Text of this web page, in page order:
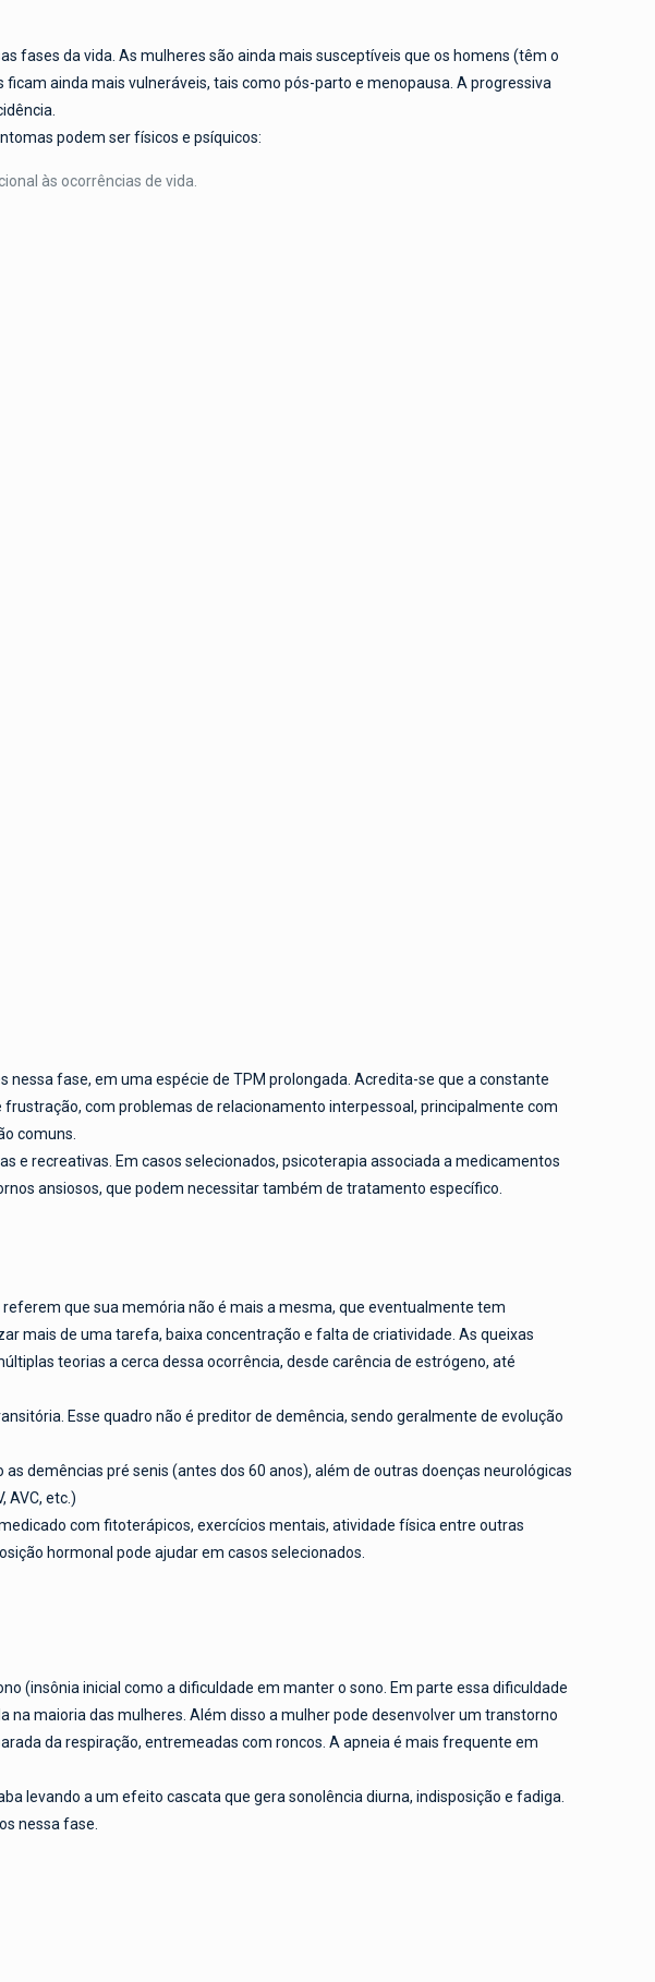
fases da vida. As mulheres são ainda mais susceptíveis que os homens (têm o
ainda mais vulneráveis, tais como pós-parto e menopausa. A progressiva
podem ser físicos e psíquicos:
às ocorrências de vida.
fase, em uma espécie de TPM prolongada. Acredita-se que a constante
com problemas de relacionamento interpessoal, principalmente com
comuns.
e recreativas. Em casos selecionados, psicoterapia associada a medicamentos
ansiosos, que podem necessitar também de tratamento específico.
que sua memória não é mais a mesma, que eventualmente tem
mais de uma tarefa, baixa concentração e falta de criatividade. As queixas
teorias a cerca dessa ocorrência, desde carência de estrógeno, até
Esse quadro não é preditor de demência, sendo geralmente de evolução
demências pré senis (antes dos 60 anos), além de outras doenças neurológicas
AVC, etc.)
com fitoterápicos, exercícios mentais, atividade física entre outras
hormonal pode ajudar em casos selecionados.
(insônia inicial como a dificuldade em manter o sono. Em parte essa dificuldade
maioria das mulheres. Além disso a mulher pode desenvolver um transtorno
da respiração, entremeadas com roncos. A apneia é mais frequente em
levando a um efeito cascata que gera sonolência diurna, indisposição e fadiga.
nessa fase.